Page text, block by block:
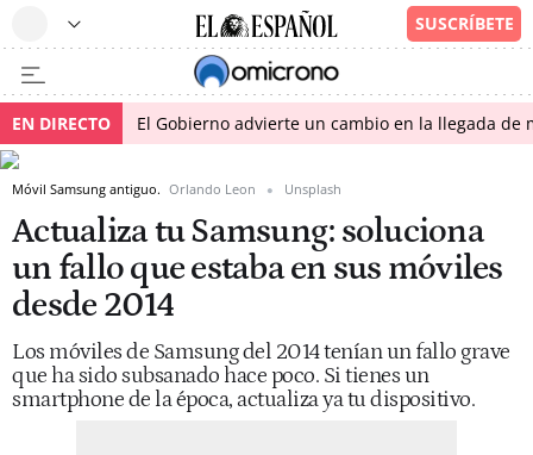
EN DIRECTO El Gobierno advierte un cambio en la llegada
Móvil Samsung antiguo. Orlando Leon Unsplash
Actualiza tu Samsung: soluciona
un fallo que estaba en sus móviles
desde 2014
Los móviles de Samsung del 2014 tenían un fallo grave
que ha sido subsanado hace poco. Si tienes un
smartphone de la época, actualiza ya tu dispositivo.